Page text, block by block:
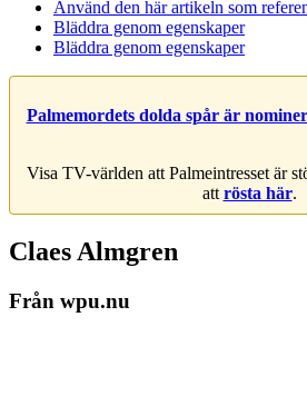
Använd den här artikeln som
Bläddra genom egenskaper
Bläddra genom egenskaper
Palmemordets dolda spår är
Visa TV-världen att Palmeintresset är
att rösta här.
Claes Almgren
Från wpu.nu